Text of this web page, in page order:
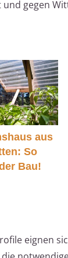
gegen
aus
So
Bau!
eignen